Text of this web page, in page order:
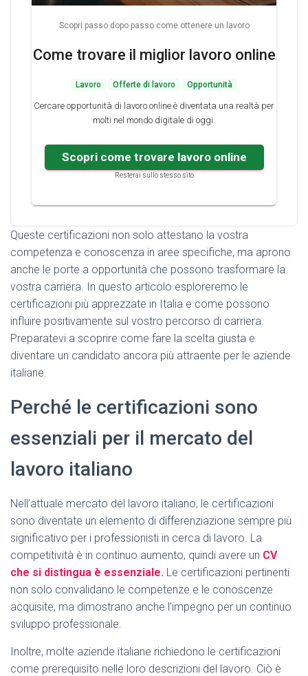
Scopri passo dopo passo come ottenere un lavoro
Come trovare il miglior lavoro online
Lavoro Offerte di lavoro Opportunità
Cercare opportunità di lavoro online è diventata una realtà per
molti nel mondo digitale di oggi.
Scopri come trovare lavoro online
Resterai sullo stesso sito
Queste certificazioni non solo attestano la vostra
competenza e conoscenza in aree specifiche, ma aprono
anche le porte a opportunità che possono trasformare la
vostra carriera. In questo articolo esploreremo le
certificazioni più apprezzate in Italia e come possono
influire positivamente sul vostro percorso di carriera.
Preparatevi a scoprire come fare la scelta giusta e
diventare un candidato ancora più attraente per le aziende
italiane.
Perché le certificazioni sono
essenziali per il mercato del
lavoro italiano
Nell’attuale mercato del lavoro italiano, le certificazioni
sono diventate un elemento di differenziazione sempre più
significativo per i professionisti in cerca di lavoro. La
competitività è in continuo aumento, quindi avere un CV
che si distingua è essenziale. Le certificazioni pertinenti
non solo convalidano le competenze e le conoscenze
acquisite, ma dimostrano anche l’impegno per un continuo
sviluppo professionale.
Inoltre, molte aziende italiane richiedono le certificazioni
come prerequisito nelle loro descrizioni del lavoro. Ciò è